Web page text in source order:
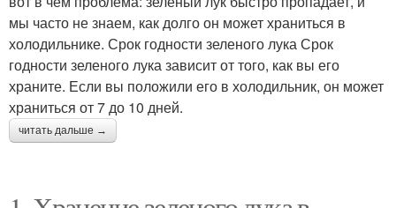
мы часто не знаем, как долго он может храниться в
холодильнике. Срок годности зеленого лука Срок
годности зеленого лука зависит от того, как вы его
храните. Если вы положили его в холодильник, он может
храниться от 7 до 10 дней.
читать дальше →